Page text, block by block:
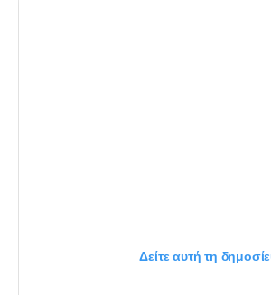
Δείτε αυτή τη